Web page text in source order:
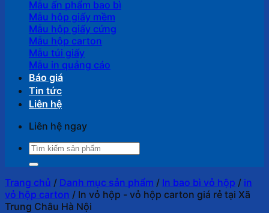
Mẫu ấn phẩm bao bì
Mẫu hộp giấy mềm
Mẫu hộp giấy cứng
Mẫu hộp carton
Mẫu túi giấy
Mẫu in quảng cáo
Báo giá
Tin tức
Liên hệ
Liên hệ ngay
Tìm
kiếm:
Trang chủ / Danh mục sản phẩm / In bao bì vỏ hộp / in
vỏ hộp carton / In vỏ hộp - vỏ hộp carton giá rẻ tại Xã
Trung Châu Hà Nội